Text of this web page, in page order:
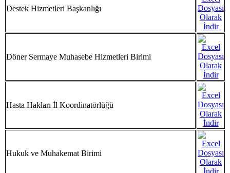
Destek Hizmetleri Başkanlığı
Döner Sermaye Muhasebe Hizmetleri Birimi
Hasta Hakları İl Koordinatörlüğü
Hukuk ve Muhakemat Birimi